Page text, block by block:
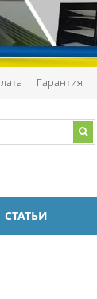
Гарантия
СТАТЬИ